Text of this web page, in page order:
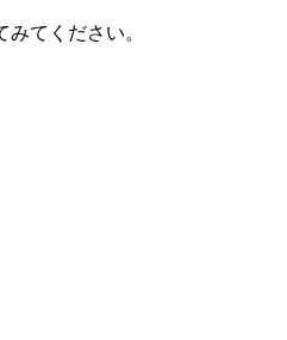
てください。